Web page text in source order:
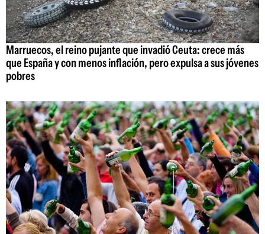
Marruecos, el reino pujante que invadió Ceuta: crece más
que España y con menos inflación, pero expulsa a sus jóvenes
pobres